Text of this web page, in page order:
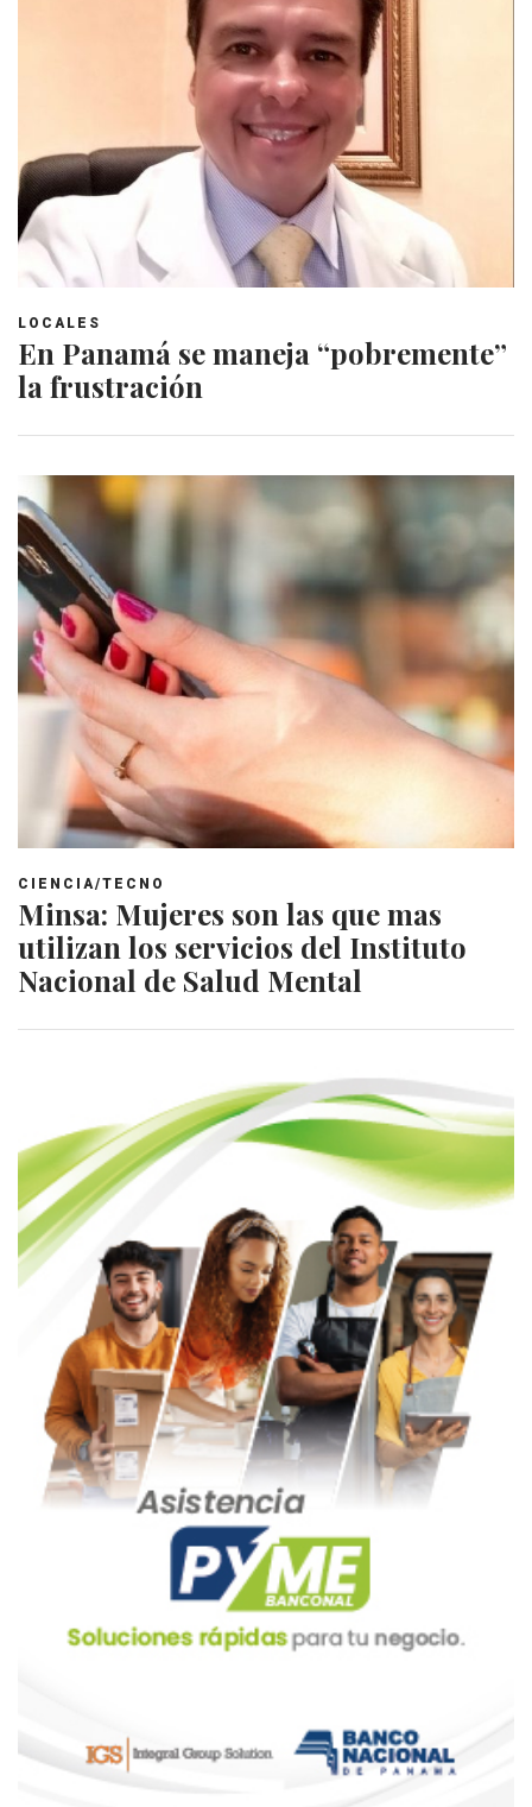
LOCALES
En Panamá se maneja “pobremente”
la frustración
CIENCIA/TECNO
Minsa: Mujeres son las que mas
utilizan los servicios del Instituto
Nacional de Salud Mental